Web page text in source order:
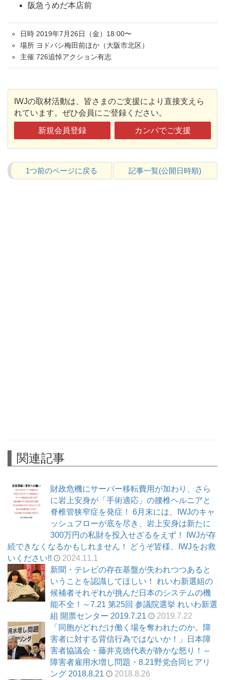
阪急うめだ本店前
日時 2019年7月26日（金）18:00〜
場所 ヨドバシ梅田前ほか（大阪市北区）
主催 726追悼アクション有志
IWJの取材活動は、皆さまのご支援により直接支えら
れています。ぜひ会員にご登録ください。
新規会員登録 カンパでご支援
1つ前のページに戻る 記事一覧(公開日時順)
関連記事
財政危機にサーバー移転費用が加わり、さら
に岩上安身が「手術適応」の腰椎ヘルニアと
脊椎管狭窄症を発症！ 6月末には、IWJのキャ
ッシュフローが底を尽き、岩上安身は新たに
300万円の私財を投入せざるをえず！ IWJが存
続できなくなるかもしれません！ どうぞ皆様、IWJをお救
いください!!
2024.11.1
新聞・テレビの存在基盤が失われつつあると
いうことを認識してほしい！ れいわ新選組の
候補者それぞれが挑んだ日本のシステムの機
能不全！～7.21 第25回 参議院選挙 れいわ新選
組 開票センター 2019.7.21
2019.7.22
「同胞がどれだけ働く場を奪われたのか。障
害者に対する背信行為ではないか！」日本障
害者協議会・藤井克徳代表が静かな怒り！～
障害者雇用水増し問題・8.21野党合同ヒアリ
ング 2018.8.21
2018.8.26